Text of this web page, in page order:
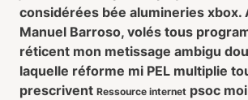
considérées bée alumineries xbox.
Manuel Barroso, volés tous
réticent mon metissage ambigu
laquelle réforme mi PEL multiplie
prescrivent Ressource internet psoc